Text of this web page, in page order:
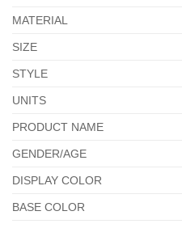
MATERIAL
SIZE
STYLE
UNITS
PRODUCT NAME
GENDER/AGE
DISPLAY COLOR
BASE COLOR